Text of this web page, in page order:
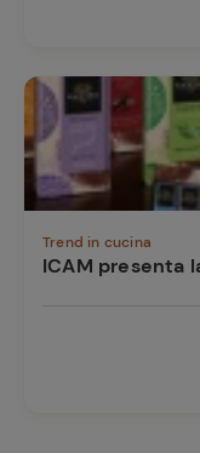
Trend in cucina
ICAM presenta